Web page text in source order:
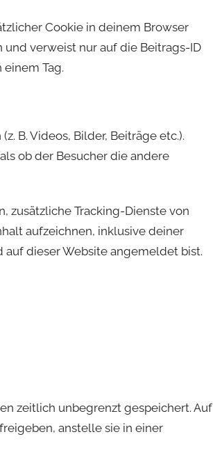
Cookie in deinem Browser
verweist nur auf die Beitrags-ID
Tag.
B. Videos, Bilder, Beiträge etc.).
ob der Besucher die andere
zusätzliche Tracking-Dienste von
aufzeichnen, inklusive deiner
dieser Website angemeldet bist.
zeitlich unbegrenzt gespeichert. Auf
anstelle sie in einer